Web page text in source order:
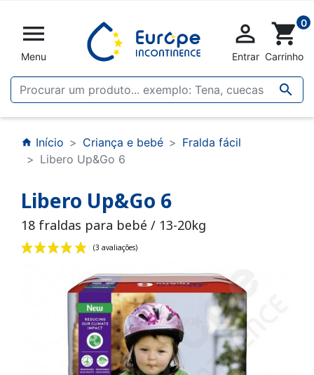

Menu


Entrar
shopping_cart 0
Carrinho
home Início Criança e bebé
Fralda fácil
Libero Up&Go 6
Libero Up&Go 6
18 fraldas para bebé / 13-20kg
(3 avaliações)